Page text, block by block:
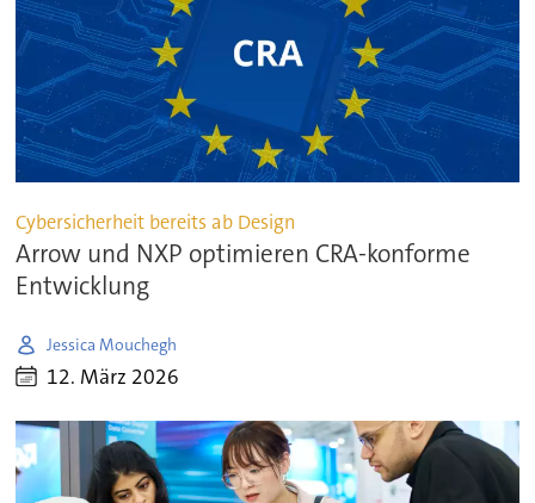
Cybersicherheit bereits ab Design
Arrow und NXP optimieren CRA-konforme
Entwicklung
Jessica Mouchegh
12. März 2026